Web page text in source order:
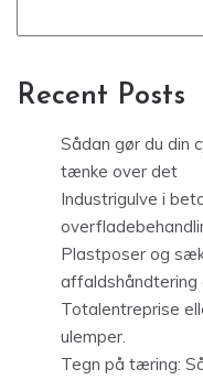
Recent Posts
Sådan gør du din
tænke over det
Industrigulve i
Plastposer og
Totalentreprise
ulemper.
Tegn på tæring: